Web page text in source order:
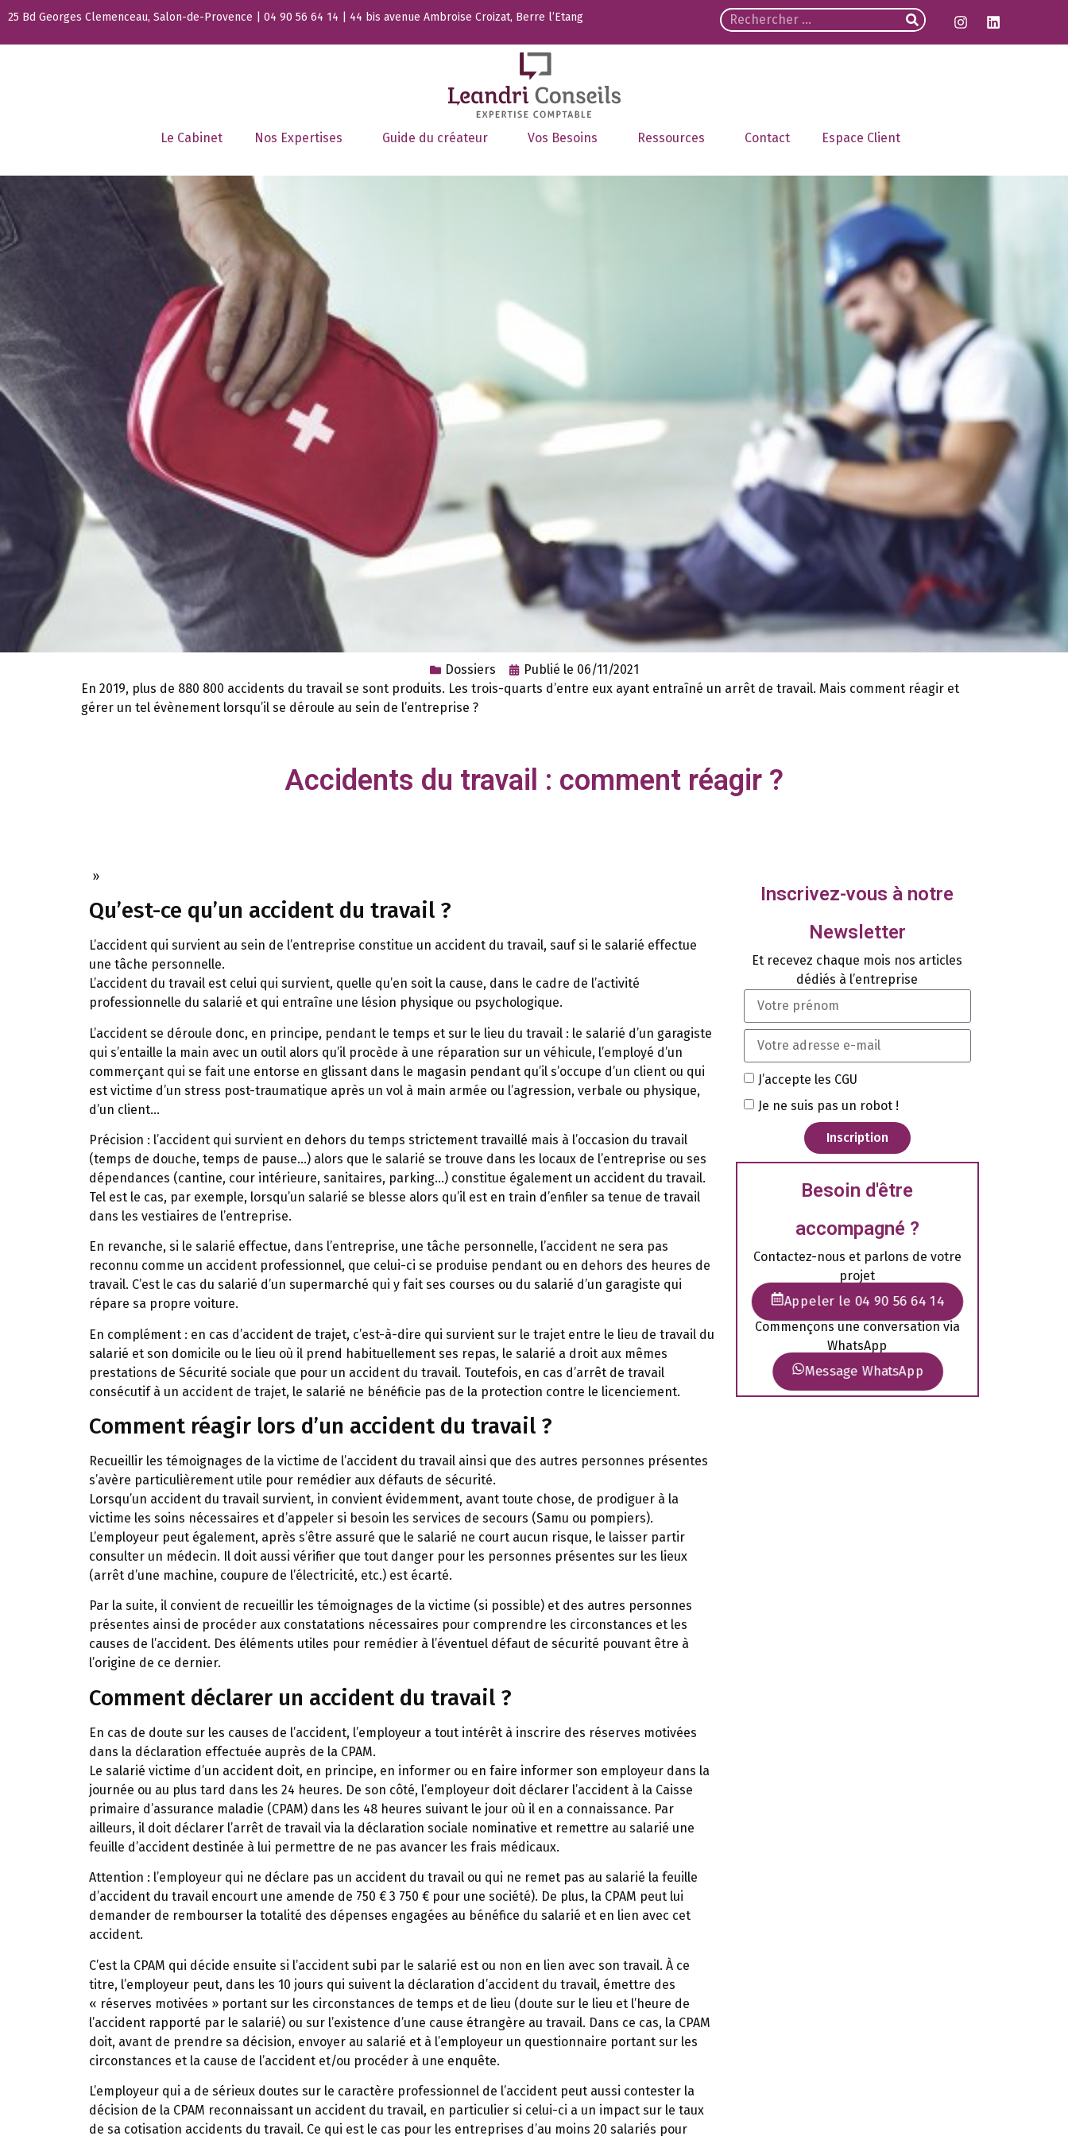
25 Bd Georges Clemenceau, Salon-de-Provence | 04 90 56 64 14 | 44 bis avenue Ambroise Croizat, Berre l’Etang
Le Cabinet Nos Expertises Guide du créateur Vos Besoins Ressources Contact Espace Client
Dossiers Publié le 06/11/2021
En 2019, plus de 880 800 accidents du travail se sont produits. Les trois-quarts d’entre eux ayant entraîné un arrêt de travail. Mais comment réagir et
gérer un tel évènement lorsqu’il se déroule au sein de l’entreprise ?
Accidents du travail : comment réagir ?
»
Qu’est-ce qu’un accident du travail ?
L’accident qui survient au sein de l’entreprise constitue un accident du travail, sauf si le salarié effectue
une tâche personnelle.
L’accident du travail est celui qui survient, quelle qu’en soit la cause, dans le cadre de l’activité
professionnelle du salarié et qui entraîne une lésion physique ou psychologique.
L’accident se déroule donc, en principe, pendant le temps et sur le lieu du travail : le salarié d’un garagiste
qui s’entaille la main avec un outil alors qu’il procède à une réparation sur un véhicule, l’employé d’un
commerçant qui se fait une entorse en glissant dans le magasin pendant qu’il s’occupe d’un client ou qui
est victime d’un stress post-traumatique après un vol à main armée ou l’agression, verbale ou physique,
d’un client…
Précision : l’accident qui survient en dehors du temps strictement travaillé mais à l’occasion du travail
(temps de douche, temps de pause…) alors que le salarié se trouve dans les locaux de l’entreprise ou ses
dépendances (cantine, cour intérieure, sanitaires, parking…) constitue également un accident du travail.
Tel est le cas, par exemple, lorsqu’un salarié se blesse alors qu’il est en train d’enfiler sa tenue de travail
dans les vestiaires de l’entreprise.
En revanche, si le salarié effectue, dans l’entreprise, une tâche personnelle, l’accident ne sera pas
reconnu comme un accident professionnel, que celui-ci se produise pendant ou en dehors des heures de
travail. C’est le cas du salarié d’un supermarché qui y fait ses courses ou du salarié d’un garagiste qui
répare sa propre voiture.
En complément : en cas d’accident de trajet, c’est-à-dire qui survient sur le trajet entre le lieu de travail du
salarié et son domicile ou le lieu où il prend habituellement ses repas, le salarié a droit aux mêmes
prestations de Sécurité sociale que pour un accident du travail. Toutefois, en cas d’arrêt de travail
consécutif à un accident de trajet, le salarié ne bénéficie pas de la protection contre le licenciement.
Comment réagir lors d’un accident du travail ?
Recueillir les témoignages de la victime de l’accident du travail ainsi que des autres personnes présentes
s’avère particulièrement utile pour remédier aux défauts de sécurité.
Lorsqu’un accident du travail survient, in convient évidemment, avant toute chose, de prodiguer à la
victime les soins nécessaires et d’appeler si besoin les services de secours (Samu ou pompiers).
L’employeur peut également, après s’être assuré que le salarié ne court aucun risque, le laisser partir
consulter un médecin. Il doit aussi vérifier que tout danger pour les personnes présentes sur les lieux
(arrêt d’une machine, coupure de l’électricité, etc.) est écarté.
Par la suite, il convient de recueillir les témoignages de la victime (si possible) et des autres personnes
présentes ainsi de procéder aux constatations nécessaires pour comprendre les circonstances et les
causes de l’accident. Des éléments utiles pour remédier à l’éventuel défaut de sécurité pouvant être à
l’origine de ce dernier.
Comment déclarer un accident du travail ?
En cas de doute sur les causes de l’accident, l’employeur a tout intérêt à inscrire des réserves motivées
dans la déclaration effectuée auprès de la CPAM.
Le salarié victime d’un accident doit, en principe, en informer ou en faire informer son employeur dans la
journée ou au plus tard dans les 24 heures. De son côté, l’employeur doit déclarer l’accident à la Caisse
primaire d’assurance maladie (CPAM) dans les 48 heures suivant le jour où il en a connaissance. Par
ailleurs, il doit déclarer l’arrêt de travail via la déclaration sociale nominative et remettre au salarié une
feuille d’accident destinée à lui permettre de ne pas avancer les frais médicaux.
Attention : l’employeur qui ne déclare pas un accident du travail ou qui ne remet pas au salarié la feuille
d’accident du travail encourt une amende de 750 € 3 750 € pour une société). De plus, la CPAM peut lui
demander de rembourser la totalité des dépenses engagées au bénéfice du salarié et en lien avec cet
accident.
C’est la CPAM qui décide ensuite si l’accident subi par le salarié est ou non en lien avec son travail. À ce
titre, l’employeur peut, dans les 10 jours qui suivent la déclaration d’accident du travail, émettre des
« réserves motivées » portant sur les circonstances de temps et de lieu (doute sur le lieu et l’heure de
l’accident rapporté par le salarié) ou sur l’existence d’une cause étrangère au travail. Dans ce cas, la CPAM
doit, avant de prendre sa décision, envoyer au salarié et à l’employeur un questionnaire portant sur les
circonstances et la cause de l’accident et/ou procéder à une enquête.
L’employeur qui a de sérieux doutes sur le caractère professionnel de l’accident peut aussi contester la
décision de la CPAM reconnaissant un accident du travail, en particulier si celui-ci a un impact sur le taux
de sa cotisation accidents du travail. Ce qui est le cas pour les entreprises d’au moins 20 salariés pour
Inscrivez-vous à notre
Newsletter
Et recevez chaque mois nos articles
dédiés à l’entreprise
J’accepte les CGU
Je ne suis pas un robot !
Inscription
Besoin d'être
accompagné ?
Contactez-nous et parlons de votre
projet
Appeler le 04 90 56 64 14
Commençons une conversation via
WhatsApp
Message WhatsApp